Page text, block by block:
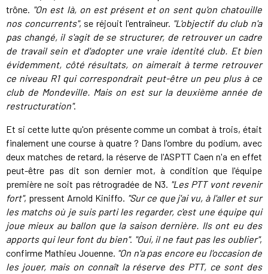
trône. "On est là, on est présent et on sent qu'on chatouille
nos concurrents", se réjouit l'entraîneur. "L'objectif du club n'a
pas changé, il s'agit de se structurer, de retrouver un cadre
de travail sein et d'adopter une vraie identité club. Et bien
évidemment, côté résultats, on aimerait à terme retrouver
ce niveau R1 qui correspondrait peut-être un peu plus à ce
club de Mondeville. Mais on est sur la deuxième année de
restructuration".
Et si cette lutte qu'on présente comme un combat à trois, était
finalement une course à quatre ? Dans l'ombre du podium, avec
deux matches de retard, la réserve de l'ASPTT Caen n'a en effet
peut-être pas dit son dernier mot, à condition que l'équipe
première ne soit pas rétrogradée de N3. "Les PTT vont revenir
fort", pressent Arnold Kiniffo. "Sur ce que j'ai vu, à l'aller et sur
les matchs où je suis parti les regarder, c'est une équipe qui
joue mieux au ballon que la saison dernière. Ils ont eu des
apports qui leur font du bien". "Oui, il ne faut pas les oublier",
confirme Mathieu Jouenne. "On n'a pas encore eu l'occasion de
les jouer, mais on connaît la réserve des PTT, ce sont des